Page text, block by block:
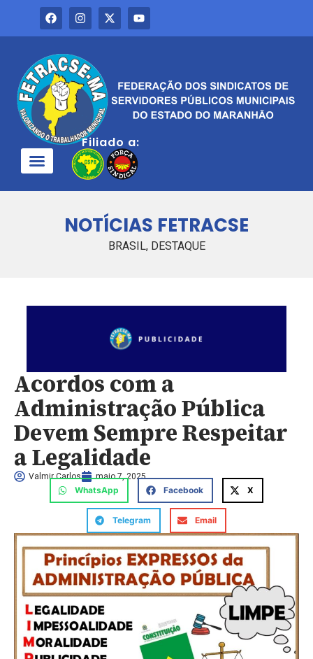
Filiado a:
NOTÍCIAS FETRACSE
BRASIL, DESTAQUE
Acordos com a
Administração Pública
Devem Sempre Respeitar
a Legalidade
Valmir Carlos maio 7, 2025
WhatsApp Facebook X
Telegram Email